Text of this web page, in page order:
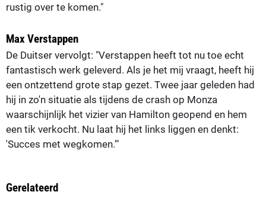
rustig over te komen."
Max Verstappen
De Duitser vervolgt: "Verstappen heeft tot nu toe echt
fantastisch werk geleverd. Als je het mij vraagt, heeft hij
een ontzettend grote stap gezet. Twee jaar geleden had
hij in zo'n situatie als tijdens de crash op Monza
waarschijnlijk het vizier van Hamilton geopend en hem
een tik verkocht. Nu laat hij het links liggen en denkt:
'Succes met wegkomen.'"
Gerelateerd